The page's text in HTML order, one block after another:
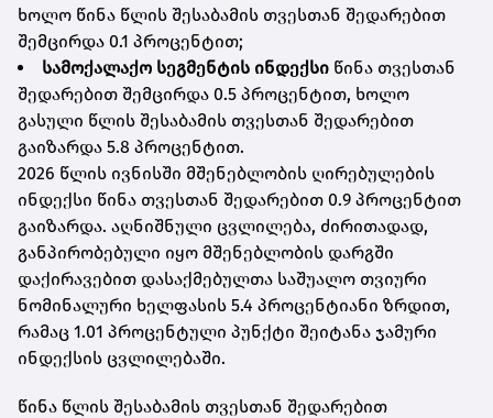
ხოლო წინა წლის შესაბამის თვესთან შედარებით
შემცირდა 0.1 პროცენტით;
სამოქალაქო სეგმენტის ინდექსი წინა თვესთან
შედარებით შემცირდა 0.5 პროცენტით, ხოლო
გასული წლის შესაბამის თვესთან შედარებით
გაიზარდა 5.8 პროცენტით.
2026 წლის ივნისში მშენებლობის ღირებულების
ინდექსი წინა თვესთან შედარებით 0.9 პროცენტით
გაიზარდა. აღნიშნული ცვლილება, ძირითადად,
განპირობებული იყო მშენებლობის დარგში
დაქირავებით დასაქმებულთა საშუალო თვიური
ნომინალური ხელფასის 5.4 პროცენტიანი ზრდით,
რამაც 1.01 პროცენტული პუნქტი შეიტანა ჯამური
ინდექსის ცვლილებაში.
წინა წლის შესაბამის თვესთან შედარებით